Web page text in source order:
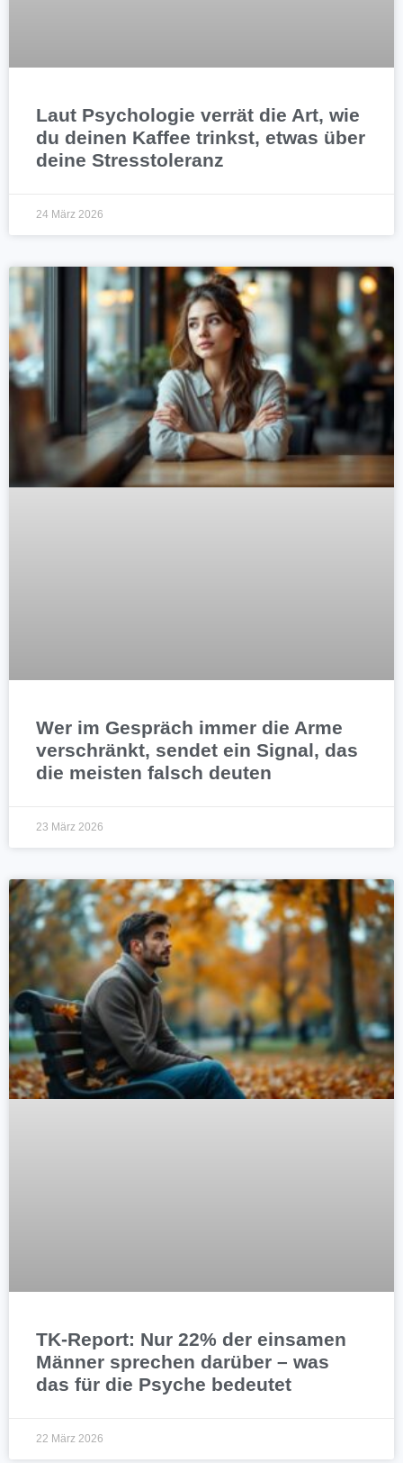
Laut Psychologie verrät die Art, wie
du deinen Kaffee trinkst, etwas über
deine Stresstoleranz
24 März 2026
Wer im Gespräch immer die Arme
verschränkt, sendet ein Signal, das
die meisten falsch deuten
23 März 2026
TK-Report: Nur 22% der einsamen
Männer sprechen darüber – was
das für die Psyche bedeutet
22 März 2026